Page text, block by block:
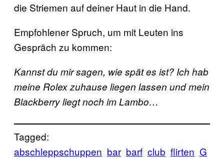
die Striemen auf deiner Haut in die Hand.
Empfohlener Spruch, um mit Leuten ins
Gespräch zu kommen:
Kannst du mir sagen, wie spät es ist? Ich hab
meine Rolex zuhause liegen lassen und mein
Blackberry liegt noch im Lambo…
Tagged:
abschleppschuppen bar barf club flirten G